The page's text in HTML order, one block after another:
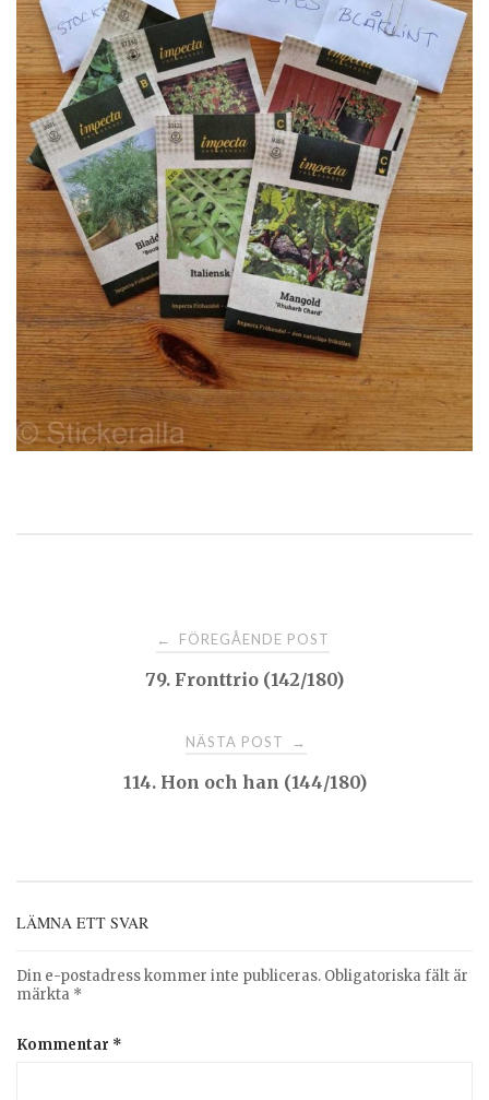
← FÖREGÅENDE POST
79. Fronttrio (142/180)
NÄSTA POST →
114. Hon och han (144/180)
LÄMNA ETT SVAR
Din e-postadress kommer inte publiceras. Obligatoriska fält är
märkta *
Kommentar *